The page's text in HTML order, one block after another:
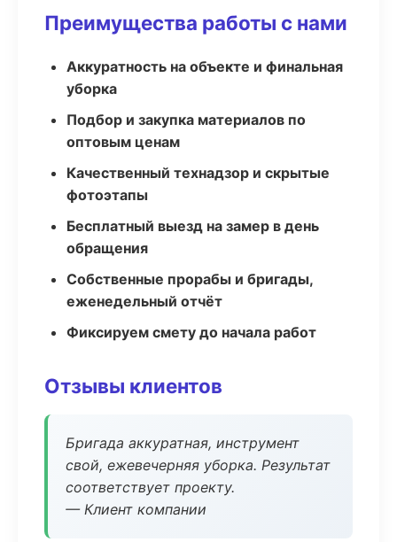
Преимущества работы с нами
Аккуратность на объекте и финальная
уборка
Подбор и закупка материалов по
оптовым ценам
Качественный технадзор и скрытые
фотоэтапы
Бесплатный выезд на замер в день
обращения
Собственные прорабы и бригады,
еженедельный отчёт
Фиксируем смету до начала работ
Отзывы клиентов
Бригада аккуратная, инструмент
свой, ежевечерняя уборка. Результат
соответствует проекту.
— Клиент компании